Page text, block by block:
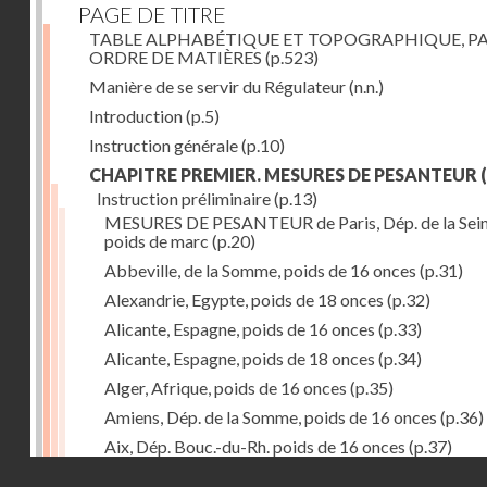
PAGE DE TITRE
TABLE ALPHABÉTIQUE ET TOPOGRAPHIQUE,
ORDRE DE MATIÈRES (p.523)
Manière de se servir du Régulateur(n.n.)
Introduction(p.5)
Instruction générale(p.10)
CHAPITRE PREMIER. MESURES DE PESANTEUR
Instruction préliminaire(p.13)
MESURES DE PESANTEUR de Paris, Dép. de la
poids de marc (p.20)
Abbeville, de la Somme, poids de 16 onces (p.31)
Alexandrie, Egypte, poids de 18 onces (p.32)
Alicante, Espagne, poids de 16 onces (p.33)
Alicante, Espagne, poids de 18 onces (p.34)
Alger, Afrique, poids de 16 onces (p.35)
Amiens, Dép. de la Somme, poids de 16 onces (p.36)
Aix, Dép. Bouc.-du-Rh. poids de 16 onces (p.37)